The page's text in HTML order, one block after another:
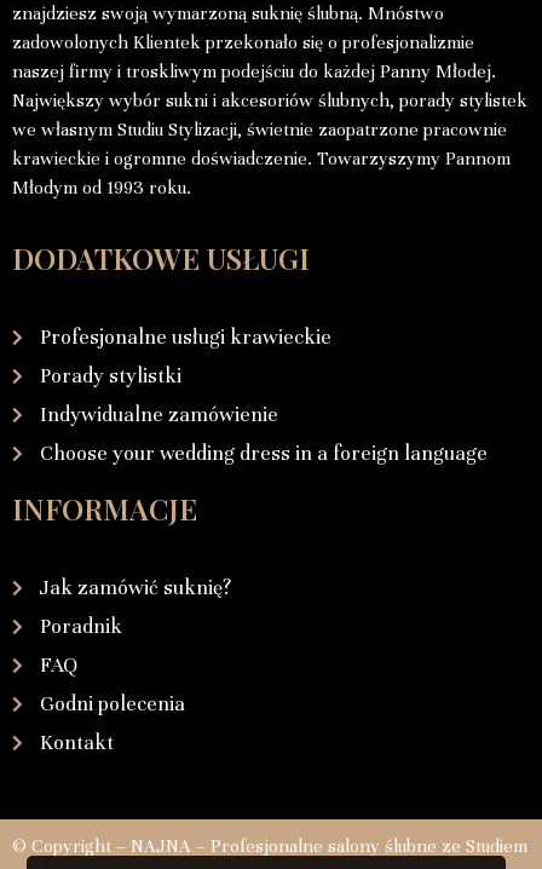
znajdziesz swoją wymarzoną suknię ślubną. Mnóstwo
zadowolonych Klientek przekonało się o profesjonalizmie
naszej firmy i troskliwym podejściu do każdej Panny Młodej.
Największy wybór sukni i akcesoriów ślubnych, porady stylistek
we własnym Studiu Stylizacji, świetnie zaopatrzone pracownie
krawieckie i ogromne doświadczenie. Towarzyszymy Pannom
Młodym od 1993 roku.
DODATKOWE USŁUGI
Profesjonalne usługi krawieckie
Porady stylistki
Indywidualne zamówienie
Choose your wedding dress in a foreign language
INFORMACJE
Jak zamówić suknię?
Poradnik
FAQ
Godni polecenia
Kontakt
© Copyright – NAJNA – Profesjonalne salony ślubne ze Studiem